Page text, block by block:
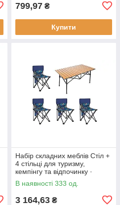
799,97 ₴
Купити
Набір складних меблів Стіл +
4 стільці для туризму,
кемпінгу та відпочинку ·
Металевий каркас
В наявності 333 од.
3 164,63 ₴